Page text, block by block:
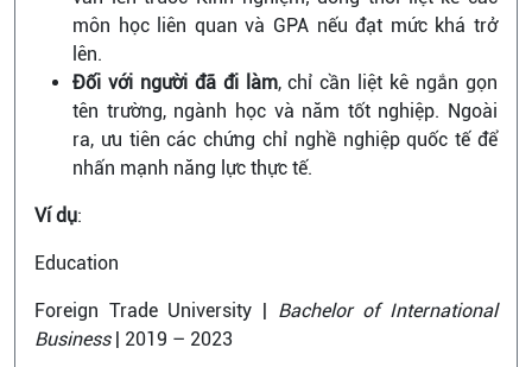
môn học liên quan và GPA nếu đạt mức khá trở
lên.
Đối với người đã đi làm, chỉ cần liệt kê ngắn gọn
tên trường, ngành học và năm tốt nghiệp. Ngoài
ra, ưu tiên các chứng chỉ nghề nghiệp quốc tế để
nhấn mạnh năng lực thực tế.
Ví dụ:
Education
Foreign Trade University | Bachelor of International
Business| 2019 – 2023